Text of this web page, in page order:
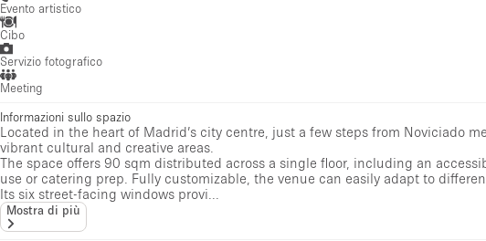
Evento artistico
Cibo
Servizio fotografico
Meeting
Informazioni sullo spazio
Located in the heart of Madrid’s city centre, just a few steps from Noviciado
vibrant cultural and creative areas.
The space offers 90 sqm distributed across a single floor, including an
use or catering prep. Fully customizable, the venue can easily adapt to
Its six street-facing windows provi...
Mostra di più